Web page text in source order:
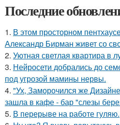
Последние
1. В этом просторном
Александр Бирман живет со
2. Уютная светлая квартира в
3. Нейросети добрались до
под угрозой мамины нервы.
4. "Ух, Заморочился же
зашла в кафе - бар "слезы
5. В перерыве на работе гуляю.